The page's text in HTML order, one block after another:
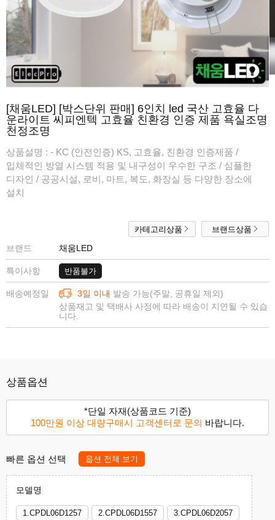
[채움LED] [박스단위 판매] 6인치 led 국산 고효율 다
운라이트 씨피엔텍 고효율 친환경 인증 제품 욕실조명
천정조명
상품설명 : - KC (안전인증) KS, 고효율, 친환경 인증제품 /
입체적인 방열 시스템 적용 및 내구성이 우수한 구조 / 심플한
디자인 / 공공시설, 로비, 마트, 복도, 화장실 등 다양한 장소에
설치
카테고리상품 브랜드상품
브랜드 채움LED
특이사항 반품불가
배송예정일 3일 이내 발송 가능(주말, 공휴일 제외)
상품재고 및 택배사 사정에 따라 배송이 지연될 수 있습
니다.
상품옵션
*단일 자재(상품코드 기준)
100만원 이상 대량구매시 고객센터로 문의 바랍니다.
빠른 옵션 선택 옵션 전체 보기
모델명
1.CPDL06D1257 2.CPDL06D1557 3.CPDL06D2057